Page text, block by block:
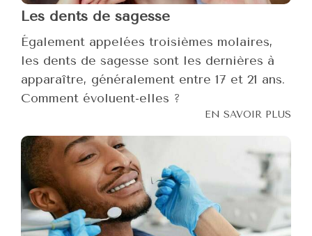
Les dents de sagesse
Également appelées troisièmes molaires,
les dents de sagesse sont les dernières à
apparaître, généralement entre 17 et 21 ans.
Comment évoluent-elles ?
EN SAVOIR PLUS